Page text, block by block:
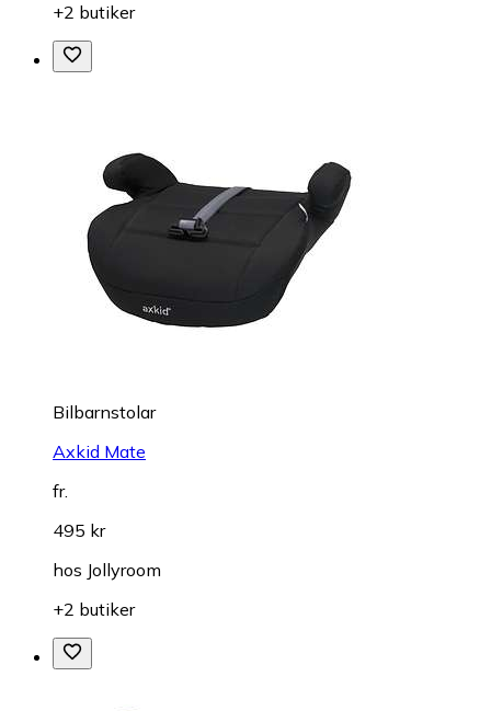
+2 butiker
Bilbarnstolar
Axkid Mate
fr.
495 kr
hos Jollyroom
+2 butiker